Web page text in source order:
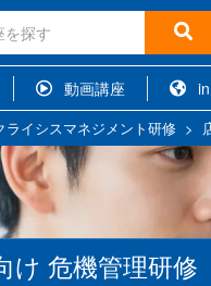
動画講座
ライシスマネジメント研修 >
け 危機管理研修